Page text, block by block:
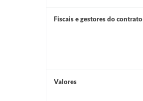
Fiscais e gestores do contrato
Valores